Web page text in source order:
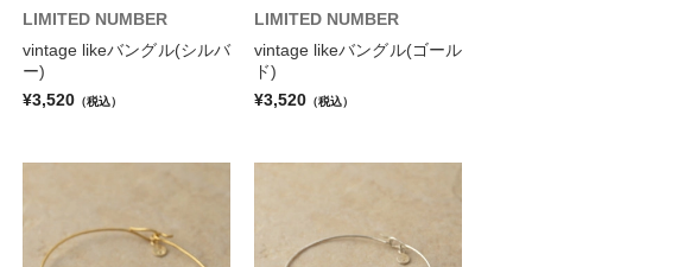
LIMITED NUMBER
vintage likeバングル(シルバ
ー)
¥3,520 （税込）
LIMITED NUMBER
vintage likeバングル(ゴール
ド)
¥3,520 （税込）